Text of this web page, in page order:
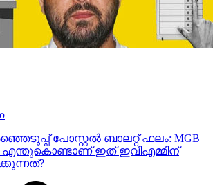
പോസ്റ്റൽ ബാലറ്റ് ഫലം: MGB
എന്തുകൊണ്ടാണ് ഇത് ഇവിഎമ്മിന്